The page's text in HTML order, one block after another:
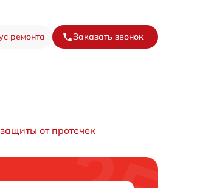
ремонта Заказать звонок
от протечек